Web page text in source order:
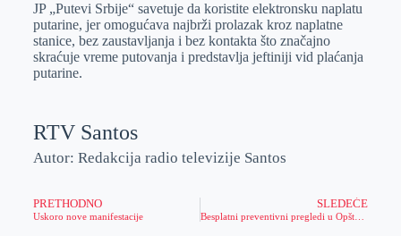
JP „Putevi Srbije“ savetuje da koristite elektronsku naplatu
putarine, jer omogućava najbrži prolazak kroz naplatne
stanice, bez zaustavljanja i bez kontakta što značajno
skraćuje vreme putovanja i predstavlja jeftiniji vid plaćanja
putarine.
RTV Santos
Autor: Redakcija radio televizije Santos
PRETHODNO
Uskoro nove manifestacije
SLEDEĆE